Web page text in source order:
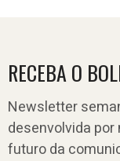
RECEBA O
Newsletter
desenvolvida por
futuro da